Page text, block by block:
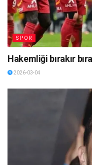
SPOR
Hakemliği bırakır
2026-03-04